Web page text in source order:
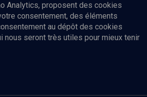
des données
Analytics, proposent des cookies
consentement, des éléments
au dépôt des cookies
nous seront très utiles pour mieux tenir